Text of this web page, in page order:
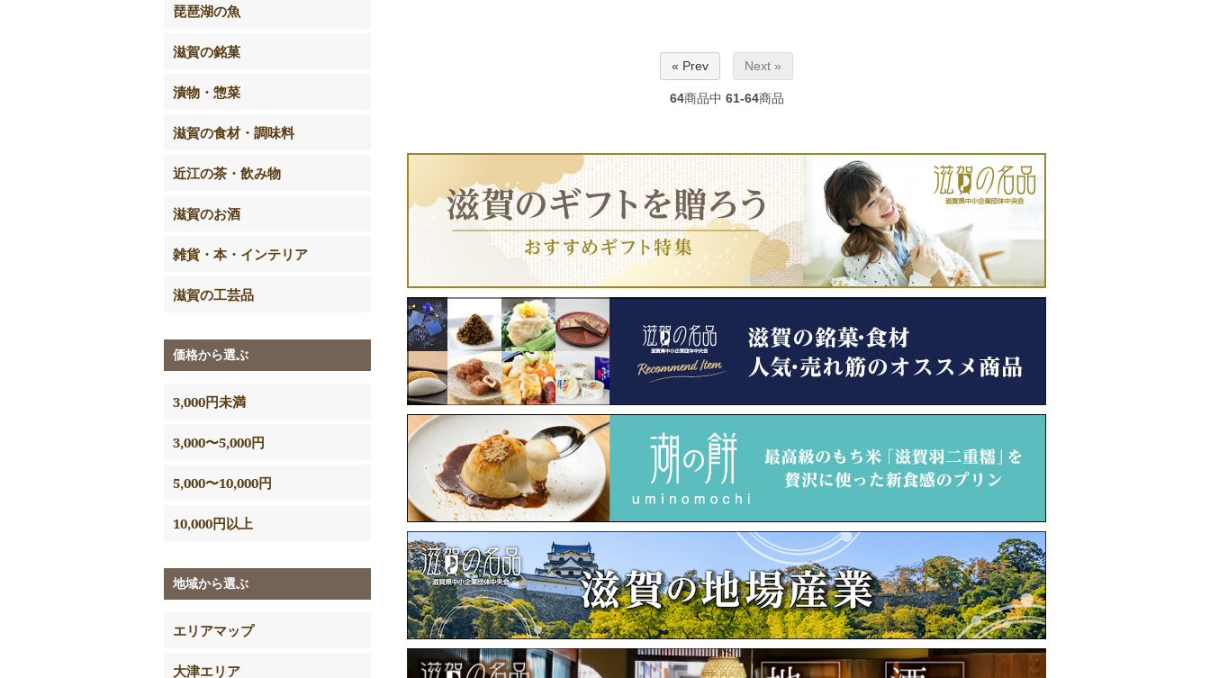
« Prev Next »
64商品中 61-64商品
琵琶湖の魚
滋賀の銘菓
漬物・惣菜
滋賀の食材・調味料
近江の茶・飲み物
滋賀のお酒
雑貨・本・インテリア
滋賀の工芸品
価格から選ぶ
3,000円未満
3,000〜5,000円
5,000〜10,000円
10,000円以上
地域から選ぶ
エリアマップ
大津エリア